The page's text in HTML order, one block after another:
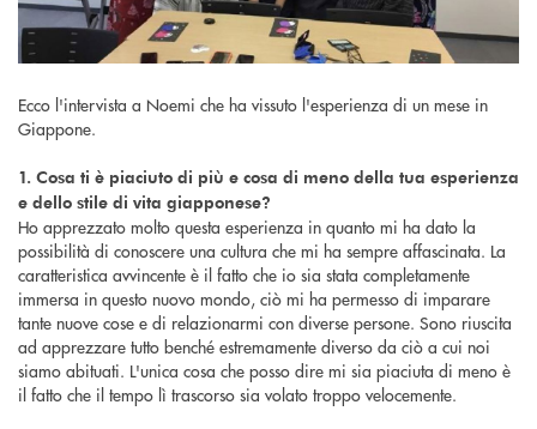
Ecco l'intervista a Noemi che ha vissuto l'esperienza di un mese in
Giappone.
1. Cosa ti è piaciuto di più e cosa di meno della tua esperienza
e dello stile di vita giapponese?
Ho apprezzato molto questa esperienza in quanto mi ha dato la
possibilità di conoscere una cultura che mi ha sempre affascinata. La
caratteristica avvincente è il fatto che io sia stata completamente
immersa in questo nuovo mondo, ciò mi ha permesso di imparare
tante nuove cose e di relazionarmi con diverse persone. Sono riuscita
ad apprezzare tutto benché estremamente diverso da ciò a cui noi
siamo abituati. L'unica cosa che posso dire mi sia piaciuta di meno è
il fatto che il tempo lì trascorso sia volato troppo velocemente.